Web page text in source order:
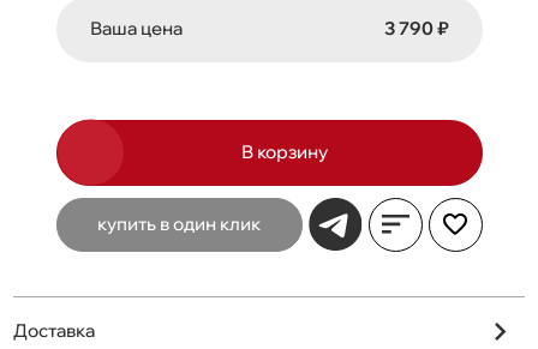
Ваша цена 3 790 ₽
В корзину
купить в один клик
Доставка